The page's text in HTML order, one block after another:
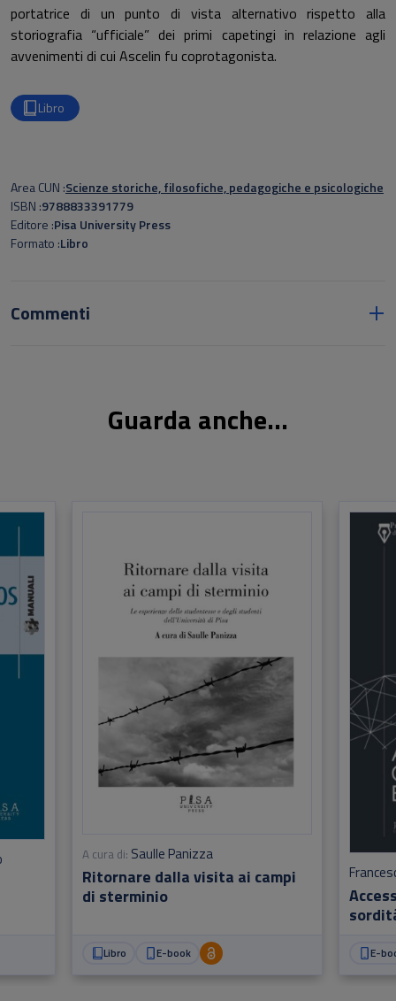
portatrice di un punto di vista alternativo rispetto alla
storiografia “ufficiale” dei primi capetingi in relazione agli
avvenimenti di cui Ascelin fu coprotagonista.
Libro
Area CUN Scienze storiche, filosofiche, pedagogiche e psicologiche
ISBN 9788833391779
Editore Pisa University Press
Formato Libro
Commenti
Guarda anche...
Ritornare dalla visita ai campi
di sterminio
A cura di: Saulle Panizza
Libro E-book E-